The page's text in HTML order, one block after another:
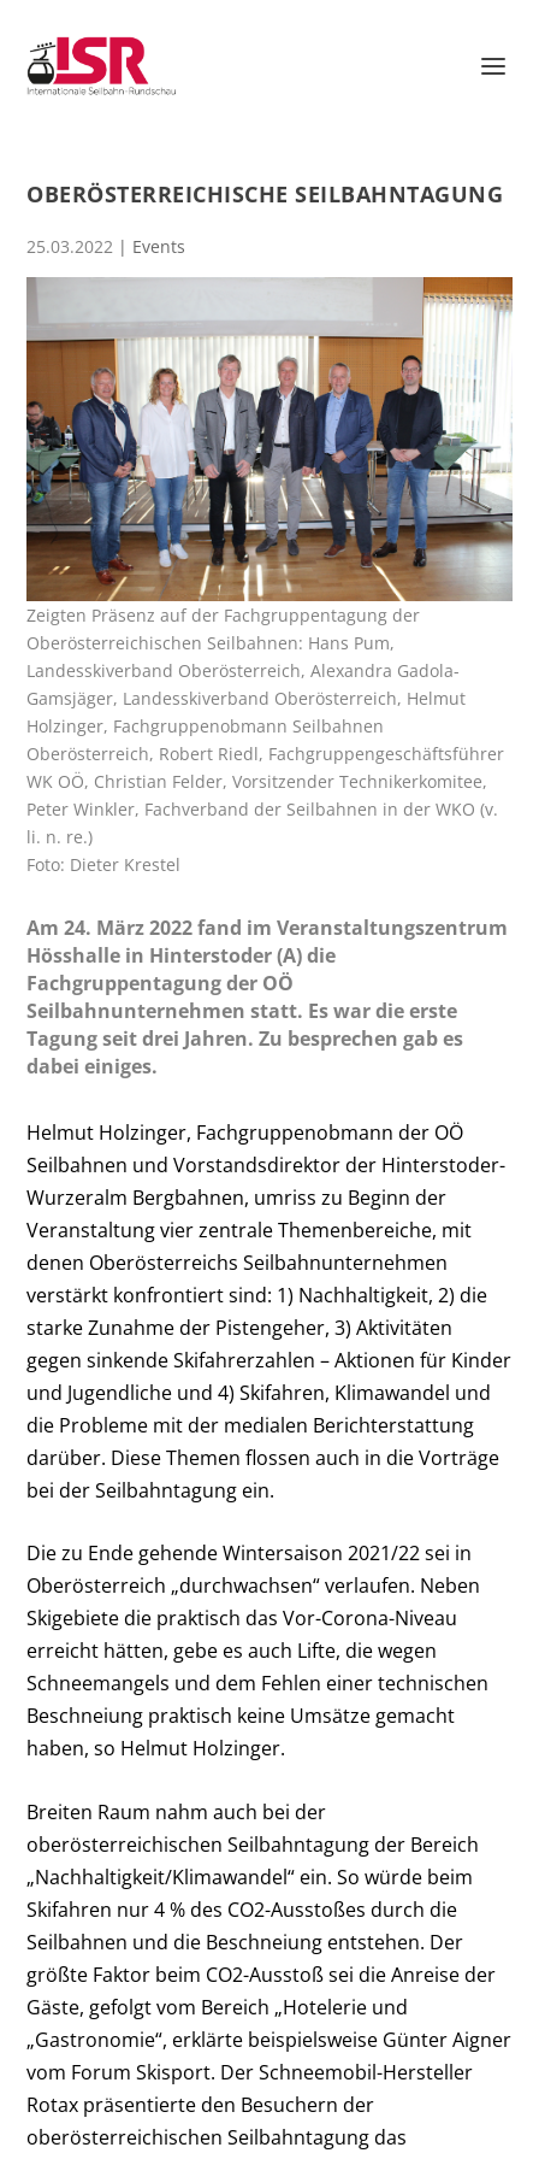
OBERÖSTERREICHISCHE SEILBAHNTAGUNG
25.03.2022 | Events
Zeigten Präsenz auf der Fachgruppentagung der
Oberösterreichischen Seilbahnen: Hans Pum,
Landesskiverband Oberösterreich, Alexandra Gadola-
Gamsjäger, Landesskiverband Oberösterreich, Helmut
Holzinger, Fachgruppenobmann Seilbahnen
Oberösterreich, Robert Riedl, Fachgruppengeschäftsführer
WK OÖ, Christian Felder, Vorsitzender Technikerkomitee,
Peter Winkler, Fachverband der Seilbahnen in der WKO (v.
li. n. re.)
Foto: Dieter Krestel
Am 24. März 2022 fand im Veranstaltungszentrum
Hösshalle in Hinterstoder (A) die
Fachgruppentagung der OÖ
Seilbahnunternehmen statt. Es war die erste
Tagung seit drei Jahren. Zu besprechen gab es
dabei einiges.
Helmut Holzinger, Fachgruppenobmann der OÖ
Seilbahnen und Vorstandsdirektor der Hinterstoder-
Wurzeralm Bergbahnen, umriss zu Beginn der
Veranstaltung vier zentrale Themenbereiche, mit
denen Oberösterreichs Seilbahnunternehmen
verstärkt konfrontiert sind: 1) Nachhaltigkeit, 2) die
starke Zunahme der Pistengeher, 3) Aktivitäten
gegen sinkende Skifahrerzahlen – Aktionen für Kinder
und Jugendliche und 4) Skifahren, Klimawandel und
die Probleme mit der medialen Berichterstattung
darüber. Diese Themen flossen auch in die Vorträge
bei der Seilbahntagung ein.
Die zu Ende gehende Wintersaison 2021/22 sei in
Oberösterreich „durchwachsen“ verlaufen. Neben
Skigebiete die praktisch das Vor-Corona-Niveau
erreicht hätten, gebe es auch Lifte, die wegen
Schneemangels und dem Fehlen einer technischen
Beschneiung praktisch keine Umsätze gemacht
haben, so Helmut Holzinger.
Breiten Raum nahm auch bei der
oberösterreichischen Seilbahntagung der Bereich
„Nachhaltigkeit/Klimawandel“ ein. So würde beim
Skifahren nur 4 % des CO2-Ausstoßes durch die
Seilbahnen und die Beschneiung entstehen. Der
größte Faktor beim CO2-Ausstoß sei die Anreise der
Gäste, gefolgt vom Bereich „Hotelerie und
„Gastronomie“, erklärte beispielsweise Günter Aigner
vom Forum Skisport. Der Schneemobil-Hersteller
Rotax präsentierte den Besuchern der
oberösterreichischen Seilbahntagung das